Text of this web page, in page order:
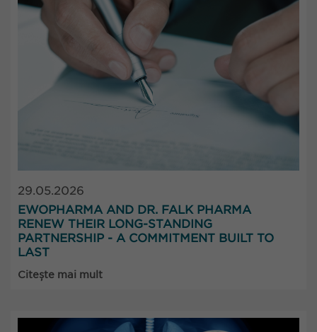
29.05.2026
EWOPHARMA AND DR. FALK PHARMA
RENEW THEIR LONG-STANDING
PARTNERSHIP - A COMMITMENT BUILT TO
LAST
Citește mai mult